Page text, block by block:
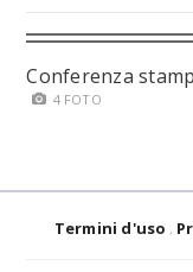
Conferenza
4 FOTO
Termini d'uso